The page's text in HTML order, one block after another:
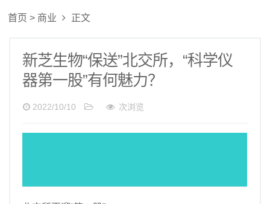
时尚
生活
首页 > 商业 正文
新芝生物“保送”北交所，“科学仪
器第一股”有何魅力？
2022/10/10 次浏览